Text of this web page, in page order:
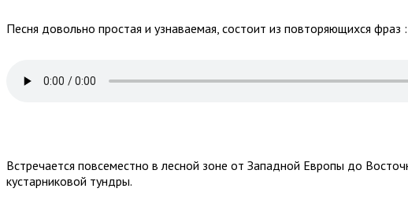
Песня довольно простая и узнаваемая, состоит из повторяющихся
Встречается повсеместно в лесной зоне от Западной Европы до
кустарниковой тундры.